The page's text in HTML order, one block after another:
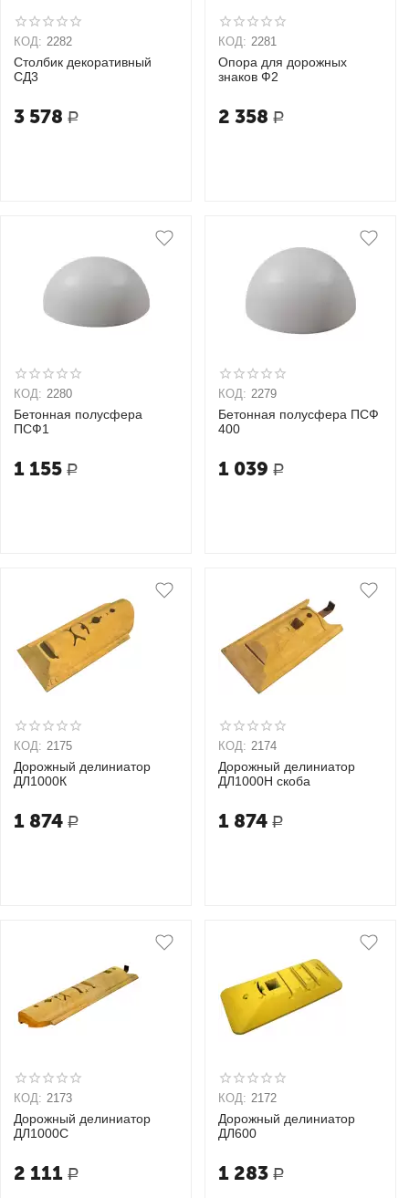
КОД: 2282
Столбик декоративный
СД3
3 578 Р
КОД: 2281
Опора для дорожных
знаков Ф2
2 358 Р
КОД: 2280
Бетонная полусфера
ПСФ1
1 155 Р
КОД: 2279
Бетонная полусфера ПСФ
400
1 039 Р
КОД: 2175
Дорожный делиниатор
ДЛ1000К
1 874 Р
КОД: 2174
Дорожный делиниатор
ДЛ1000Н скоба
1 874 Р
КОД: 2173
Дорожный делиниатор
ДЛ1000С
2 111 Р
КОД: 2172
Дорожный делиниатор
ДЛ600
1 283 Р